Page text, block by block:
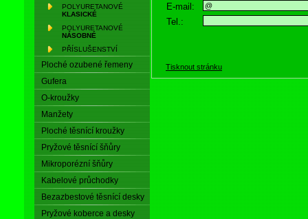
POLYURETANOVÉ
KLASICKÉ
POLYURETANOVÉ
NÁSOBNÉ
PŘÍSLUŠENSTVÍ
Ploché ozubené řemeny
Gufera
O-kroužky
Manžety
Ploché těsnící kroužky
Pryžové těsnící šňůry
Mikroporézní šňůry
Kabelové průchodky
Bezazbestové těsnící desky
Pryžové koberce a desky
E-mail:
Tel.:
Tisknout stránku